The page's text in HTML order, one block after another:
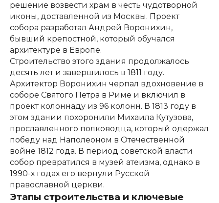
решение возвести храм в честь чудотворной
иконы, доставленной из Москвы. Проект
собора разработал Андрей Воронихин,
бывший крепостной, который обучался
архитектуре в Европе.
Строительство этого здания продолжалось
десять лет и завершилось в 1811 году.
Архитектор Воронихин черпал вдохновение в
соборе Святого Петра в Риме и включил в
проект колоннаду из 96 колонн. В 1813 году в
этом здании похоронили Михаила Кутузова,
прославленного полководца, который одержал
победу над Наполеоном в Отечественной
войне 1812 года. В период советской власти
собор превратился в музей атеизма, однако в
1990-х годах его вернули Русской
православной церкви.
Этапы строительства и ключевые